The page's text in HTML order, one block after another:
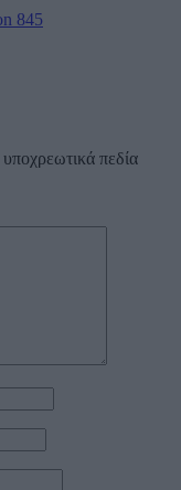
845
πεδία